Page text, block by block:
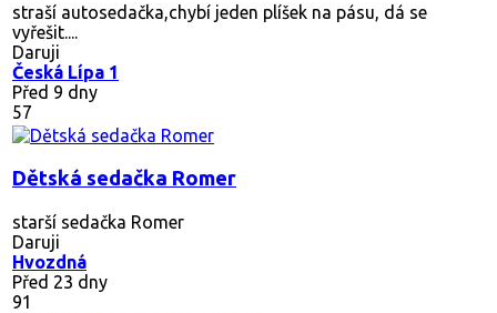
straší autosedačka,chybí jeden plíšek na pásu, dá se
vyřešit....
Daruji
Česká Lípa 1
Před 9 dny
57
Dětská sedačka Romer
starší sedačka Romer
Daruji
Hvozdná
Před 23 dny
91